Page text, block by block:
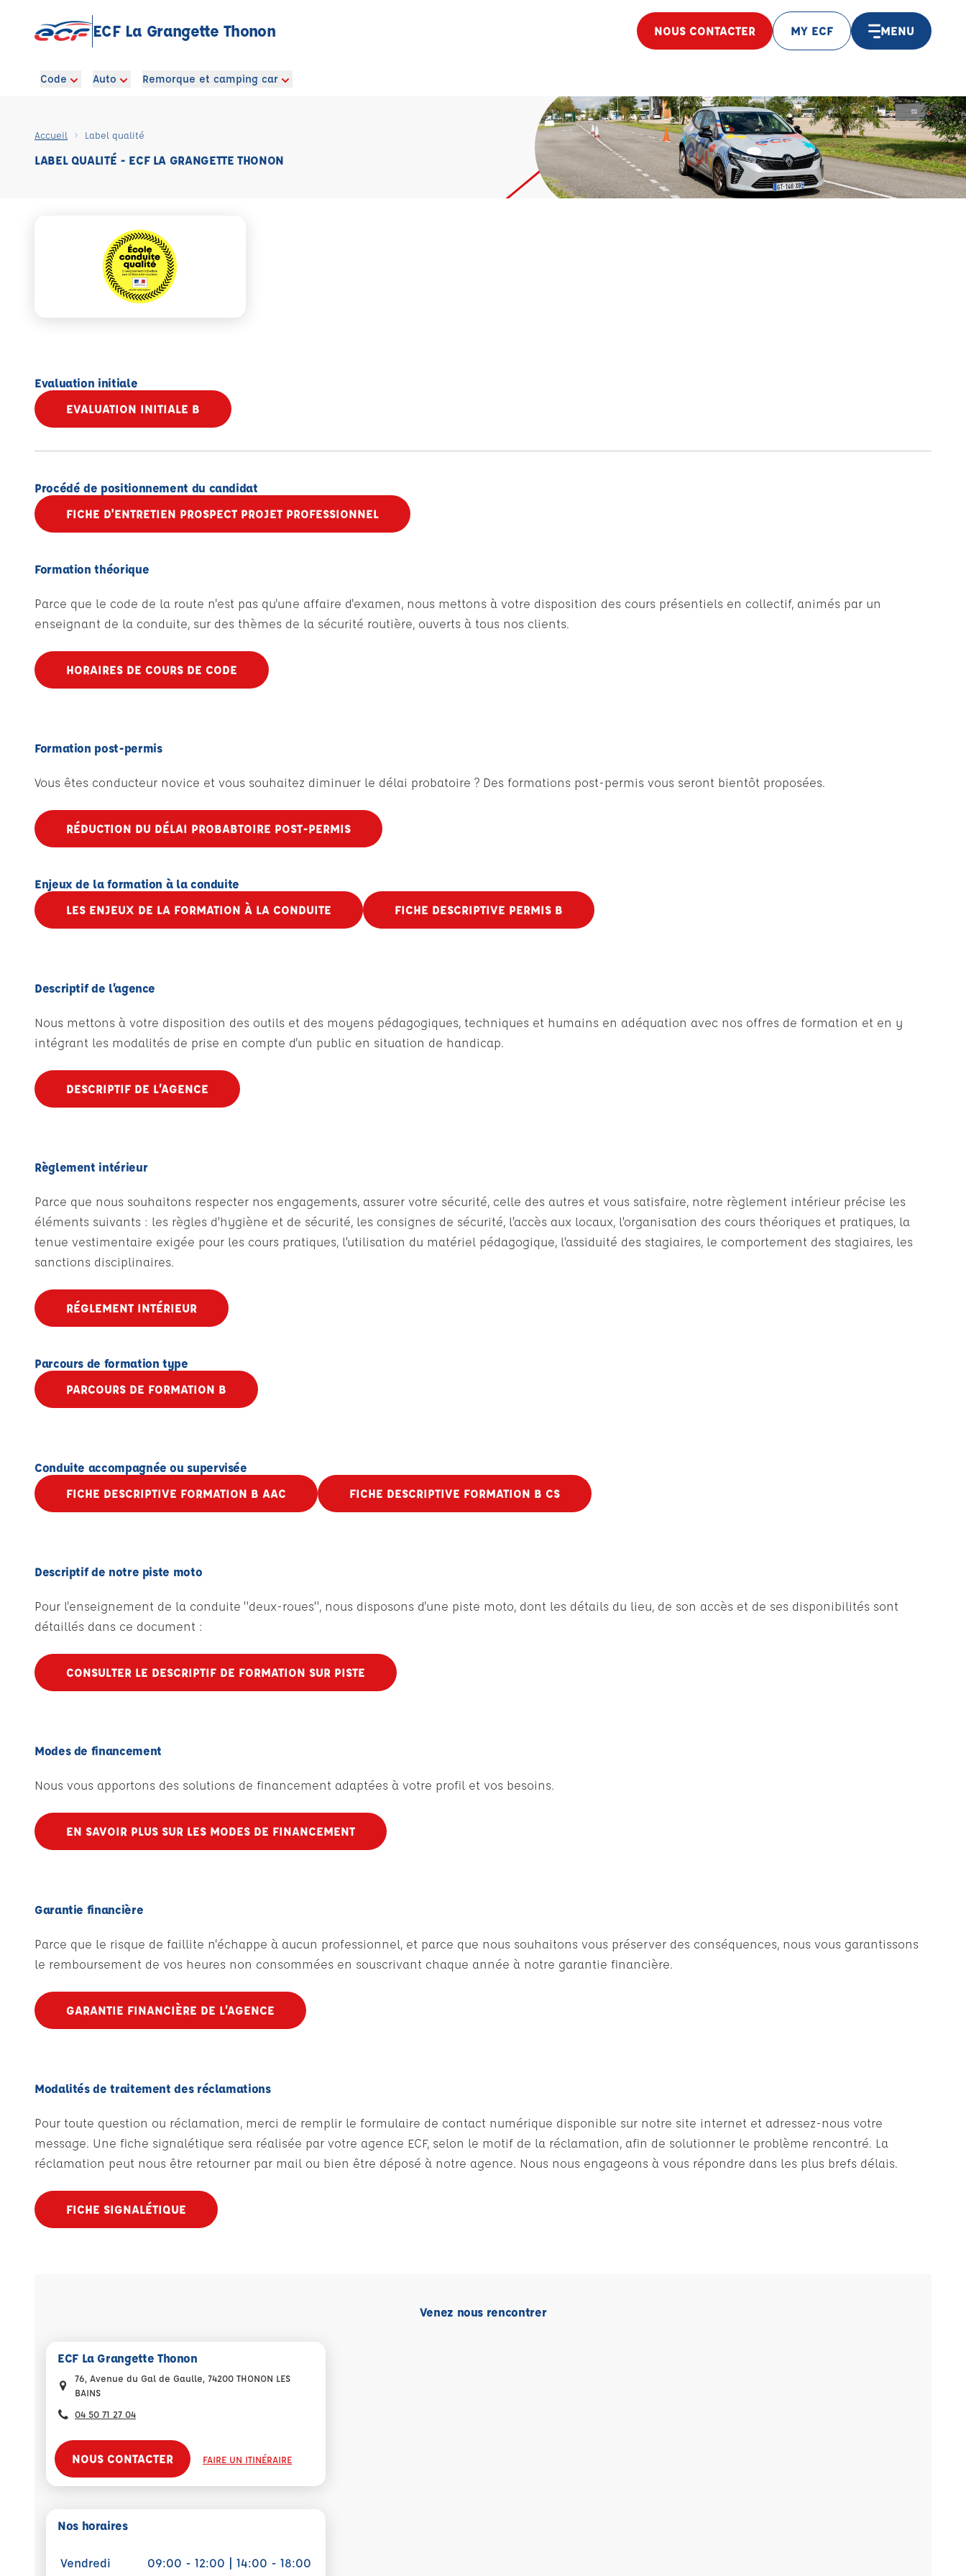
ECF La Grangette Thonon NOUS CONTACTER MY ECF MENU
Code Auto Remorque et camping car
Accueil Label qualité
LABEL QUALITÉ - ECF LA GRANGETTE THONON
Evaluation initiale
EVALUATION INITIALE B
Procédé de positionnement du candidat
FICHE D'ENTRETIEN PROSPECT PROJET PROFESSIONNEL
Formation théorique
Parce que le code de la route n'est pas qu'une affaire d'examen, nous mettons à votre disposition des cours présentiels en collectif, animés par un
enseignant de la conduite, sur des thèmes de la sécurité routière, ouverts à tous nos clients.
HORAIRES DE COURS DE CODE
Formation post-permis
Vous êtes conducteur novice et vous souhaitez diminuer le délai probatoire ? Des formations post-permis vous seront bientôt proposées.
RÉDUCTION DU DÉLAI PROBABTOIRE POST-PERMIS
Enjeux de la formation à la conduite
LES ENJEUX DE LA FORMATION À LA CONDUITE
FICHE DESCRIPTIVE PERMIS B
Descriptif de l’agence
Nous mettons à votre disposition des outils et des moyens pédagogiques, techniques et humains en adéquation avec nos offres de formation et en y
intégrant les modalités de prise en compte d'un public en situation de handicap.
DESCRIPTIF DE L’AGENCE
Règlement intérieur
Parce que nous souhaitons respecter nos engagements, assurer votre sécurité, celle des autres et vous satisfaire, notre règlement intérieur précise les
éléments suivants : les règles d’hygiène et de sécurité, les consignes de sécurité, l’accès aux locaux, l’organisation des cours théoriques et pratiques, la
tenue vestimentaire exigée pour les cours pratiques, l’utilisation du matériel pédagogique, l’assiduité des stagiaires, le comportement des stagiaires, les
sanctions disciplinaires.
RÉGLEMENT INTÉRIEUR
Parcours de formation type
PARCOURS DE FORMATION B
Conduite accompagnée ou supervisée
FICHE DESCRIPTIVE FORMATION B AAC
FICHE DESCRIPTIVE FORMATION B CS
Descriptif de notre piste moto
Pour l'enseignement de la conduite "deux-roues", nous disposons d'une piste moto, dont les détails du lieu, de son accès et de ses disponibilités sont
détaillés dans ce document :
CONSULTER LE DESCRIPTIF DE FORMATION SUR PISTE
Modes de financement
Nous vous apportons des solutions de financement adaptées à votre profil et vos besoins.
EN SAVOIR PLUS SUR LES MODES DE FINANCEMENT
Garantie financière
Parce que le risque de faillite n'échappe à aucun professionnel, et parce que nous souhaitons vous préserver des conséquences, nous vous garantissons
le remboursement de vos heures non consommées en souscrivant chaque année à notre garantie financière.
GARANTIE FINANCIÈRE DE L’AGENCE
Modalités de traitement des réclamations
Pour toute question ou réclamation, merci de remplir le formulaire de contact numérique disponible sur notre site internet et adressez-nous votre
message. Une fiche signalétique sera réalisée par votre agence ECF, selon le motif de la réclamation, afin de solutionner le problème rencontré. La
réclamation peut nous être retourner par mail ou bien être déposé à notre agence. Nous nous engageons à vous répondre dans les plus brefs délais.
FICHE SIGNALÉTIQUE
Venez nous rencontrer
ECF La Grangette Thonon
76, Avenue du Gal de Gaulle, 74200 THONON LES
BAINS
04 50 71 27 04
NOUS CONTACTER FAIRE UN ITINÉRAIRE
Nos horaires
Vendredi 09:00 - 12:00 | 14:00 - 18:00